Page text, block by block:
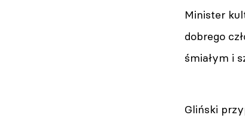
Minister
dobrego
śmiałym i
Gliński